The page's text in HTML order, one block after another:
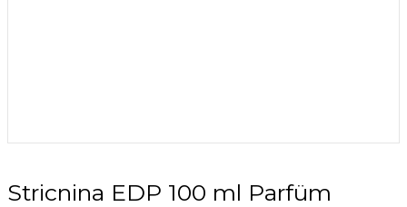
Stricnina EDP 100 ml Parfüm